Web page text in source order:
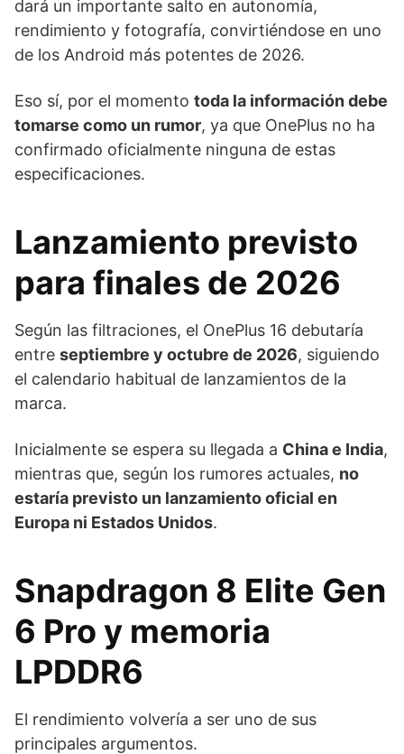
dará un importante salto en autonomía,
rendimiento y fotografía, convirtiéndose en uno
de los Android más potentes de 2026.
Eso sí, por el momento toda la información debe
tomarse como un rumor, ya que OnePlus no ha
confirmado oficialmente ninguna de estas
especificaciones.
Lanzamiento previsto
para finales de 2026
Según las filtraciones, el OnePlus 16 debutaría
entre septiembre y octubre de 2026, siguiendo
el calendario habitual de lanzamientos de la
marca.
Inicialmente se espera su llegada a China e India,
mientras que, según los rumores actuales, no
estaría previsto un lanzamiento oficial en
Europa ni Estados Unidos.
Snapdragon 8 Elite Gen
6 Pro y memoria
LPDDR6
El rendimiento volvería a ser uno de sus
principales argumentos.